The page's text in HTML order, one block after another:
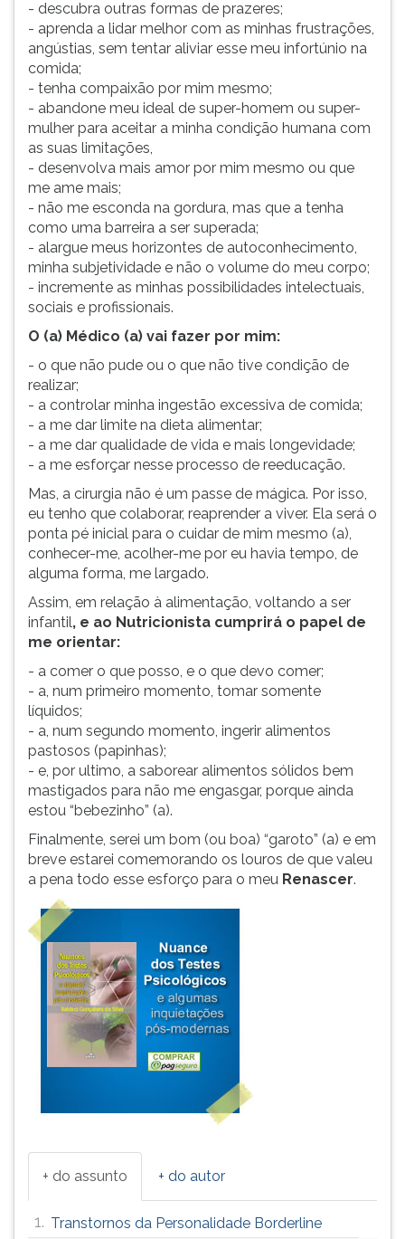
- descubra outras formas de prazeres;
- aprenda a lidar melhor com as minhas frustrações,
angústias, sem tentar aliviar esse meu infortúnio na
comida;
- tenha compaixão por mim mesmo;
- abandone meu ideal de super-homem ou super-
mulher para aceitar a minha condição humana com
as suas limitações,
- desenvolva mais amor por mim mesmo ou que
me ame mais;
- não me esconda na gordura, mas que a tenha
como uma barreira a ser superada;
- alargue meus horizontes de autoconhecimento,
minha subjetividade e não o volume do meu corpo;
- incremente as minhas possibilidades intelectuais,
sociais e profissionais.
O (a) Médico (a) vai fazer por mim:
- o que não pude ou o que não tive condição de
realizar;
- a controlar minha ingestão excessiva de comida;
- a me dar limite na dieta alimentar;
- a me dar qualidade de vida e mais longevidade;
- a me esforçar nesse processo de reeducação.
Mas, a cirurgia não é um passe de mágica. Por isso,
eu tenho que colaborar, reaprender a viver. Ela será o
ponta pé inicial para o cuidar de mim mesmo (a),
conhecer-me, acolher-me por eu havia tempo, de
alguma forma, me largado.
Assim, em relação à alimentação, voltando a ser
infantil, e ao Nutricionista cumprirá o papel de
me orientar:
- a comer o que posso, e o que devo comer;
- a, num primeiro momento, tomar somente
líquidos;
- a, num segundo momento, ingerir alimentos
pastosos (papinhas);
- e, por ultimo, a saborear alimentos sólidos bem
mastigados para não me engasgar, porque ainda
estou “bebezinho” (a).
Finalmente, serei um bom (ou boa) “garoto” (a) e em
breve estarei comemorando os louros de que valeu
a pena todo esse esforço para o meu Renascer.
+ do assunto + do autor
1. Transtornos da Personalidade Borderline